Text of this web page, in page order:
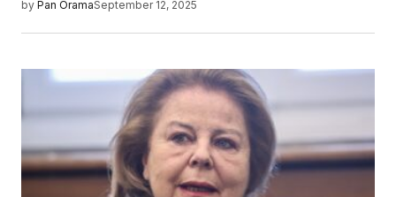
by Pan OramaSeptember 12, 2025